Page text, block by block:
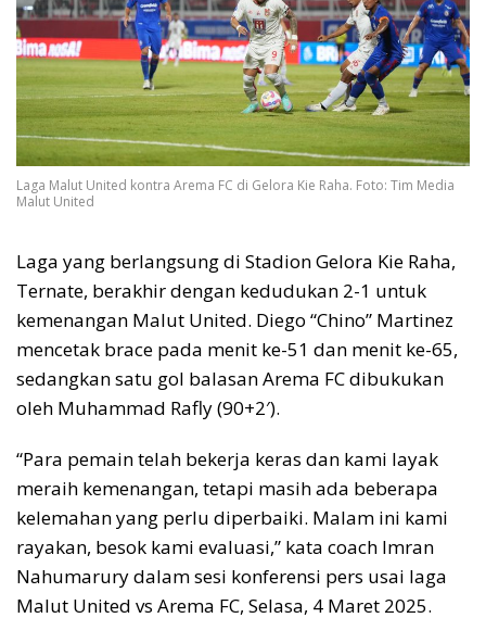
Laga Malut United kontra Arema FC di Gelora Kie Raha. Foto: Tim Media
Malut United
Laga yang berlangsung di Stadion Gelora Kie Raha,
Ternate, berakhir dengan kedudukan 2-1 untuk
kemenangan Malut United. Diego “Chino” Martinez
mencetak brace pada menit ke-51 dan menit ke-65,
sedangkan satu gol balasan Arema FC dibukukan
oleh Muhammad Rafly (90+2′).
“Para pemain telah bekerja keras dan kami layak
meraih kemenangan, tetapi masih ada beberapa
kelemahan yang perlu diperbaiki. Malam ini kami
rayakan, besok kami evaluasi,” kata coach Imran
Nahumarury dalam sesi konferensi pers usai laga
Malut United vs Arema FC, Selasa, 4 Maret 2025.